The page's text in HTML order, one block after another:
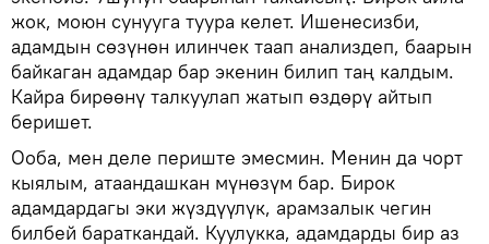
жок, моюн сунууга туура келет. Ишенесизби,
адамдын сөзүнөн илинчек таап анализдеп, баарын
байкаган адамдар бар экенин билип таң калдым.
Кайра бирөөнү талкуулап жатып өздөрү айтып
беришет.
Ооба, мен деле периште эмесмин. Менин да чорт
кыялым, атаандашкан мүнөзүм бар. Бирок
адамдардагы эки жүздүүлүк, арамзалык чегин
билбей бараткандай. Куулукка, адамдарды бир аз